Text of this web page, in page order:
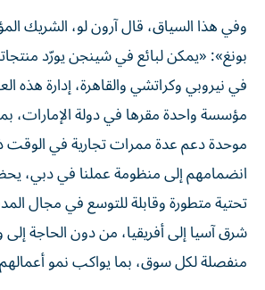
وفي هذا السياق، قال آرون لو، الشريك
بونغ»: «يمكن لبائع في شينجن يورّد
في نيروبي وكراتشي والقاهرة، إدارة هذه
مؤسسة واحدة مقرها في دولة الإمارات،
موحدة دعم عدة ممرات تجارية في الوقت
انضمامهم إلى منظومة عملنا في دبي،
تحتية متطورة وقابلة للتوسع في مجال
شرق آسيا إلى أفريقيا، من دون الحاجة إلى
منفصلة لكل سوق، بما يواكب نمو